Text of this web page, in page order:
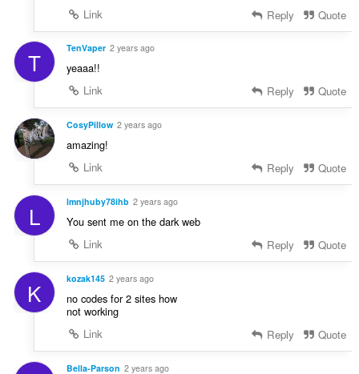
Link
Reply Quote
T TenVaper 2 years ago
yeaaa!!
Link
Reply Quote
CosyPillow 2 years ago
amazing!
Link
Reply Quote
L lmnjhuby78ihb 2 years ago
You sent me on the dark web
Link
Reply Quote
K kozak145 2 years ago
no codes for 2 sites how
not working
Link
Reply Quote
Bella-Parson 2 years ago